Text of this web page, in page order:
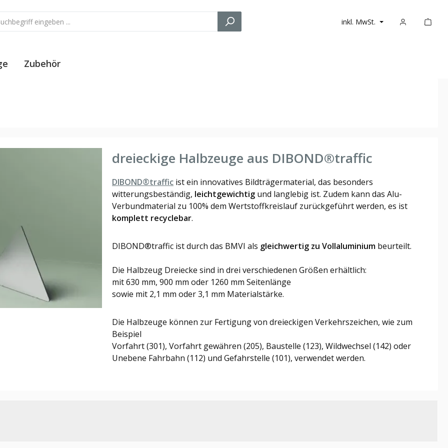
inkl. MwSt.
Zubehör
dreieckige Halbzeuge aus DIBOND®traffic
DIBOND®traffic ist ein innovatives Bildträgermaterial, das besonders
witterungsbeständig, leichtgewichtig und langlebig ist. Zudem kann das Alu-
Verbundmaterial zu 100% dem Wertstoffkreislauf zurückgeführt werden, es ist
komplett recyclebar.
DIBOND®traffic ist durch das BMVI als gleichwertig zu Vollaluminium beurteilt.
Die Halbzeug Dreiecke sind in drei verschiedenen Größen erhältlich:
mit 630 mm, 900 mm oder 1260 mm Seitenlänge
sowie mit 2,1 mm oder 3,1 mm Materialstärke.
Die Halbzeuge können zur Fertigung von dreieckigen Verkehrszeichen, wie zum
Beispiel
Vorfahrt (301), Vorfahrt gewähren (205), Baustelle (123), Wildwechsel (142) oder
Unebene Fahrbahn (112) und Gefahrstelle (101), verwendet werden.